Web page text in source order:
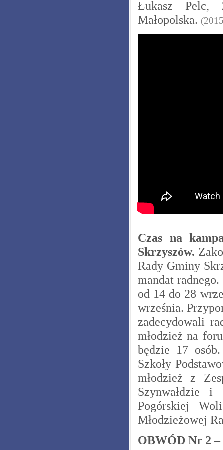
Łukasz
Małopolska.
Czas na
Skrzyszów.
Rady Gminy
mandat
od 14 do 28
września.
zadecydowali
młodzież na
będzie 17
Szkoły
młodzież z
Szynwałdzie i
Pogórskiej
Młodzieżowej
OBWÓD Nr 2